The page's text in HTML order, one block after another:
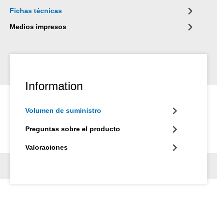
Fichas técnicas
Medios impresos
Information
Volumen de suministro
Preguntas sobre el producto
Valoraciones